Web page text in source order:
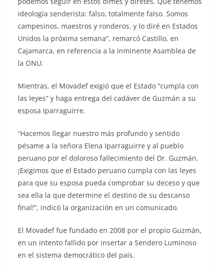
ideología senderista: falso, totalmente falso. Somos
campesinos, maestros y ronderos, y lo diré en Estados
Unidos la próxima semana”, remarcó Castillo, en
Cajamarca, en referencia a la inminente Asamblea de
la ONU.
Mientras, el Movadef exigió que el Estado “cumpla con
las leyes” y haga entrega del cadáver de Guzmán a su
esposa Iparraguirre.
“Hacemos llegar nuestro más profundo y sentido
pésame a la señora Elena Iparraguirre y al pueblo
peruano por el doloroso fallecimiento del Dr. Guzmán.
¡Exigimos que el Estado peruano cumpla con las leyes
para que su esposa pueda comprobar su deceso y que
sea ella la que determine el destino de su descanso
final!”, indicó la organización en un comunicado.
El Movadef fue fundado en 2008 por el propio Guzmán,
en un intento fallido por insertar a Sendero Luminoso
en el sistema democrático del país.